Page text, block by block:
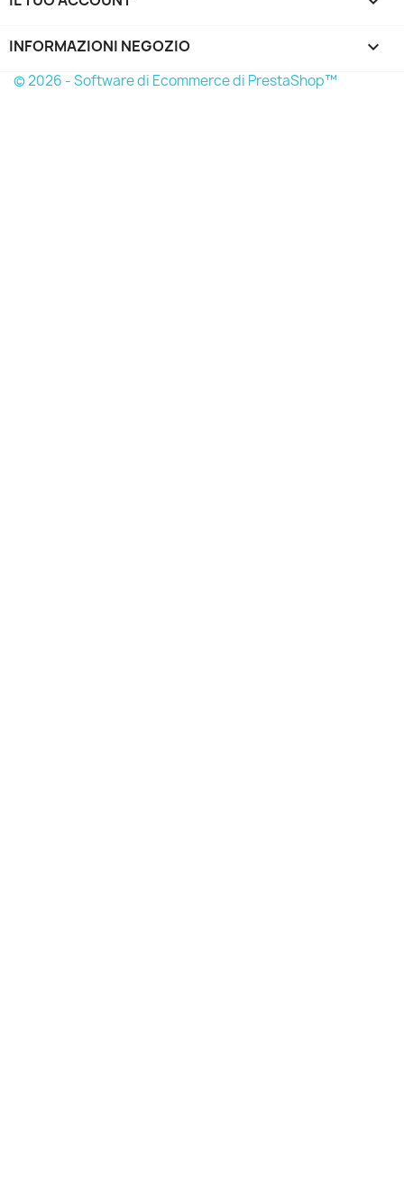
INFORMAZIONI NEGOZIO keyboard_arrow_down
© 2026 - Software di Ecommerce di PrestaShop™